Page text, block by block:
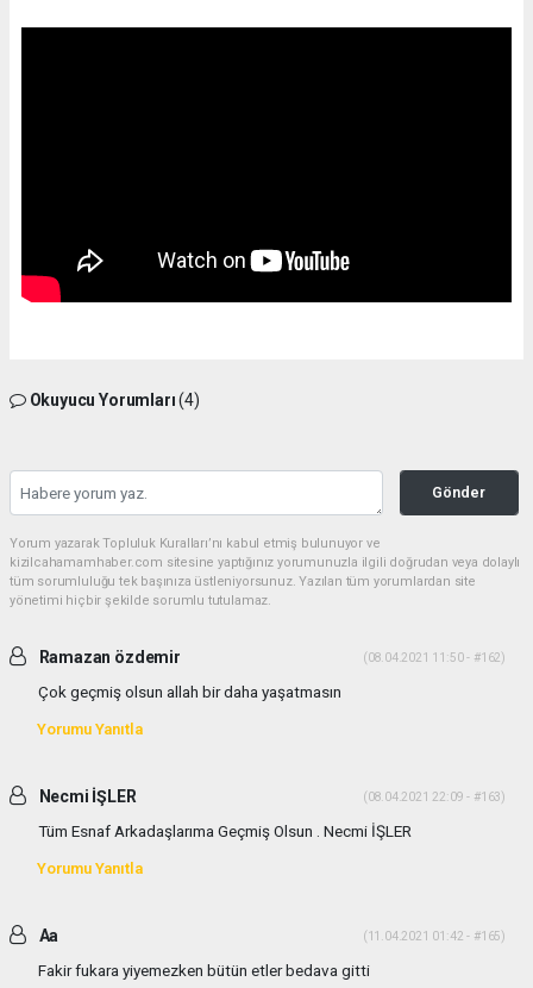
Okuyucu Yorumları(4)
Gönder
Yorum yazarak Topluluk Kuralları’nı kabul etmiş bulunuyor ve
kizilcahamamhaber.com sitesine yaptığınız yorumunuzla ilgili doğrudan veya dolaylı
tüm sorumluluğu tek başınıza üstleniyorsunuz. Yazılan tüm yorumlardan site
yönetimi hiçbir şekilde sorumlu tutulamaz.
Ramazan özdemir (08.04.2021 11:50 - #162)
Çok geçmiş olsun allah bir daha yaşatmasın
Yorumu Yanıtla
Necmi İŞLER (08.04.2021 22:09 - #163)
Tüm Esnaf Arkadaşlarıma Geçmiş Olsun . Necmi İŞLER
Yorumu Yanıtla
Aa (11.04.2021 01:42 - #165)
Fakir fukara yiyemezken bütün etler bedava gitti